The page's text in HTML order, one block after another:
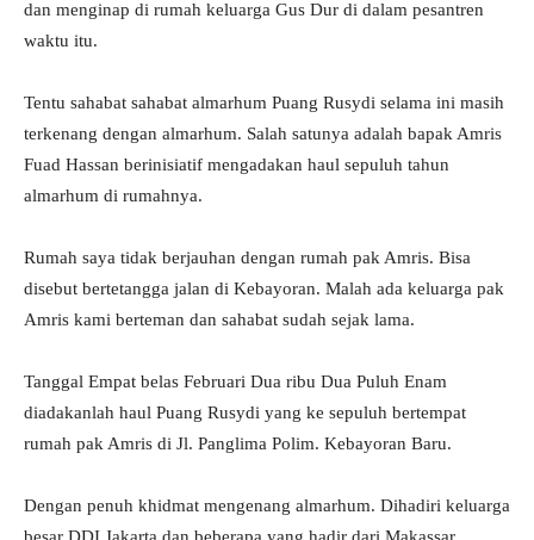
dan menginap di rumah keluarga Gus Dur di dalam pesantren
waktu itu.
Tentu sahabat sahabat almarhum Puang Rusydi selama ini masih
terkenang dengan almarhum. Salah satunya adalah bapak Amris
Fuad Hassan berinisiatif mengadakan haul sepuluh tahun
almarhum di rumahnya.
Rumah saya tidak berjauhan dengan rumah pak Amris. Bisa
disebut bertetangga jalan di Kebayoran. Malah ada keluarga pak
Amris kami berteman dan sahabat sudah sejak lama.
Tanggal Empat belas Februari Dua ribu Dua Puluh Enam
diadakanlah haul Puang Rusydi yang ke sepuluh bertempat
rumah pak Amris di Jl. Panglima Polim. Kebayoran Baru.
Dengan penuh khidmat mengenang almarhum. Dihadiri keluarga